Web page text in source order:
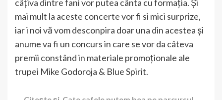
câțiva dintre fani vor putea cânta cu formația. Și
mai mult la aceste concerte vor fi si mici surprize,
iar i noi vă vom desconpira doar una din acestea și
anume va fi un concurs in care se vor da câteva
premii constând in materiale promoționale ale
trupei Mike Godoroja & Blue Spirit.